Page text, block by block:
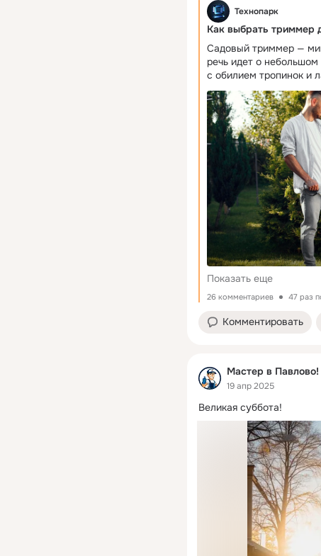
Технопарк
Как выбрать триммер
Садовый триммер —
речь идет о
с обилием тропинок и
характеристики при
растительность надо
частоту
категории есть как
модели. Если
обороты при
двигателем 400–600
ухаживают
заросшие лужайки. А
много кустарников,
1000–1500 Вт. У
лошадиных силах.
удалять плотную
Показать еще
26 комментариев 47 раз
Комментировать
Мастер в
19 апр 2025
Великая суббота!